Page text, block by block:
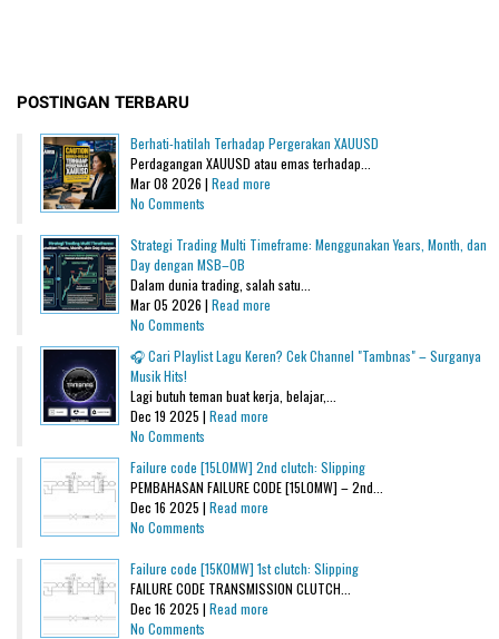
POSTINGAN TERBARU
Berhati-hatilah Terhadap Pergerakan XAUUSD
Perdagangan XAUUSD atau emas terhadap...
Mar 08 2026 | Read more
No Comments
Strategi Trading Multi Timeframe: Menggunakan Years, Month, dan
Day dengan MSB–OB
Dalam dunia trading, salah satu...
Mar 05 2026 | Read more
No Comments
🎧 Cari Playlist Lagu Keren? Cek Channel "Tambnas" – Surganya
Musik Hits!
Lagi butuh teman buat kerja, belajar,...
Dec 19 2025 | Read more
No Comments
Failure code [15L0MW] 2nd clutch: Slipping
PEMBAHASAN FAILURE CODE [15L0MW] – 2nd...
Dec 16 2025 | Read more
No Comments
Failure code [15K0MW] 1st clutch: Slipping
FAILURE CODE TRANSMISSION CLUTCH...
Dec 16 2025 | Read more
No Comments